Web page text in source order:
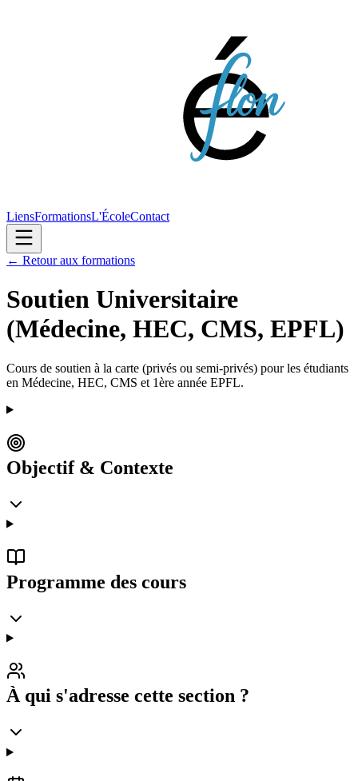
LiensFormationsL'ÉcoleContact
← Retour aux formations
Soutien Universitaire
(Médecine, HEC, CMS, EPFL)
Cours de soutien à la carte (privés ou semi-privés) pour les étudiants
en Médecine, HEC, CMS et 1ère année EPFL.
Objectif & Contexte
Programme des cours
À qui s'adresse cette section ?